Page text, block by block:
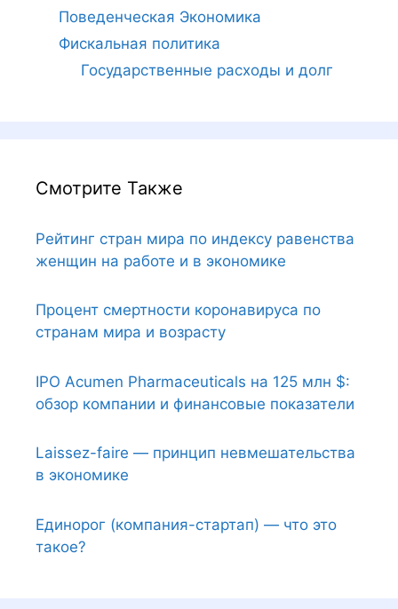
Поведенческая Экономика
Фискальная политика
Государственные расходы и долг
Смотрите Также
Рейтинг стран мира по индексу равенства
женщин на работе и в экономике
Процент смертности коронавируса по
странам мира и возрасту
IPO Acumen Pharmaceuticals на 125 млн $:
обзор компании и финансовые показатели
Laissez-faire — принцип невмешательства
в экономике
Единорог (компания-стартап) — что это
такое?